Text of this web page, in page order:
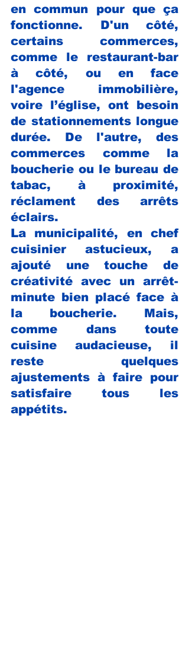
en commun pour que ça
fonctionne. D'un côté,
certains commerces,
comme le restaurant-bar
à côté, ou en face
l'agence immobilière,
voire l’église, ont besoin
de stationnements longue
durée. De l'autre, des
commerces comme la
boucherie ou le bureau de
tabac, à proximité,
réclament des arrêts
éclairs.
La municipalité, en chef
cuisinier astucieux, a
ajouté une touche de
créativité avec un arrêt-
minute bien placé face à
la boucherie. Mais,
comme dans toute
cuisine audacieuse, il
reste quelques
ajustements à faire pour
satisfaire tous les
appétits.